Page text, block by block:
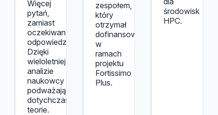
Więcej
pytań,
zamiast
oczekiwanych
odpowiedzi.
Dzięki
wieloletniej
analizie
naukowcy
podważają
dotychczasowe
teorie.
zespołem,
który
otrzymał
dofinansowanie
w
ramach
projektu
Fortissimo
Plus.
środowisk
HPC.